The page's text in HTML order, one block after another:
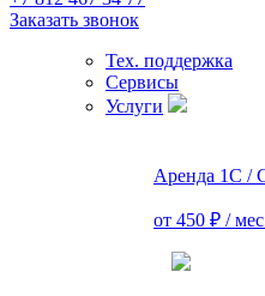
Заказать звонок
Тех. поддержка
Сервисы
Услуги
Аренда 1С /
от 450 ₽ /